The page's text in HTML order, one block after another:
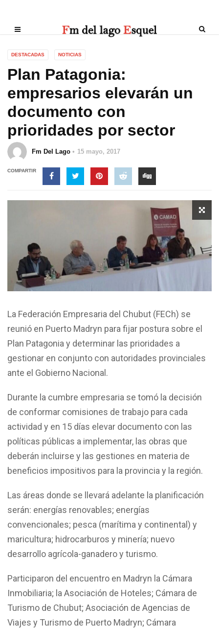
DESTACADAS NOTICIAS
Plan Patagonia:
empresarios elevarán un
documento con
prioridades por sector
Fm Del Lago 15 mayo, 2017
COMPARTIR
La Federación Empresaria del Chubut (FECh) se
reunió en Puerto Madryn para fijar postura sobre el
Plan Patagonia y determinar las prioridades a
gestionar en conjunto con autoridades provinciales
ante el Gobierno Nacional.
Durante la cumbre empresaria se tomó la decisión
de conformar comisiones de trabajo para cada
actividad y en 15 días elevar documento con las
políticas públicas a implementar, las obras que
deberán incluirse y las gestiones en materia de
beneficios impositivos para la provincia y la región.
Las áreas donde se llevará adelante la planificación
serán: energías renovables; energías
convencionales; pesca (marítima y continental) y
maricultura; hidrocarburos y minería; nuevo
desarrollo agrícola-ganadero y turismo.
Participaron del encuentro en Madryn la Cámara
Inmobiliaria; la Asociación de Hoteles; Cámara de
Turismo de Chubut; Asociación de Agencias de
Viajes y Turismo de Puerto Madryn; Cámara